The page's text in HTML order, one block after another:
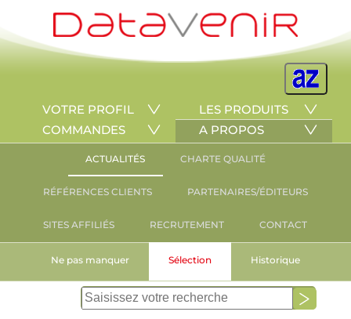
VOTRE PROFIL
LES PRODUITS
COMMANDES
A PROPOS
ACTUALITÉS CHARTE QUALITÉ
RÉFÉRENCES CLIENTS PARTENAIRES/ÉDITEURS
SITES AFFILIÉS RECRUTEMENT CONTACT
Ne pas manquer Sélection Historique